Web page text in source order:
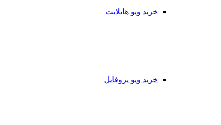
خرید ویو هایلایت
خرید ویو پروفایل